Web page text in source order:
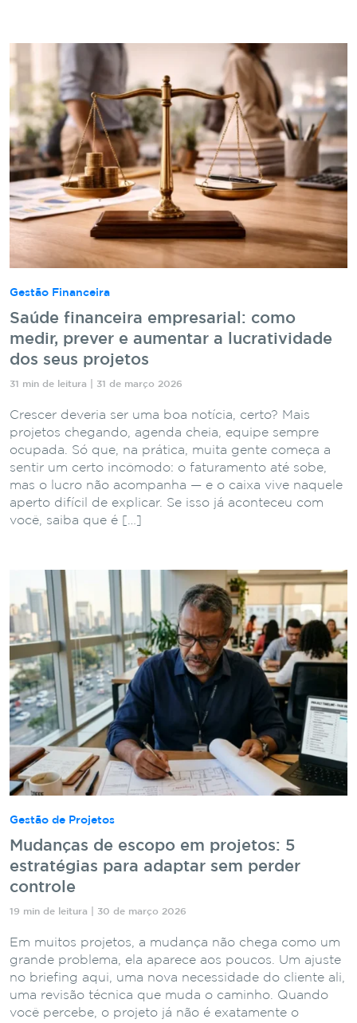
Gestão Financeira
Saúde financeira empresarial: como
medir, prever e aumentar a lucratividade
dos seus projetos
31 min de leitura | 31 de março 2026
Crescer deveria ser uma boa notícia, certo? Mais
projetos chegando, agenda cheia, equipe sempre
ocupada. Só que, na prática, muita gente começa a
sentir um certo incômodo: o faturamento até sobe,
mas o lucro não acompanha — e o caixa vive naquele
aperto difícil de explicar. Se isso já aconteceu com
você, saiba que é […]
Gestão de Projetos
Mudanças de escopo em projetos: 5
estratégias para adaptar sem perder
controle
19 min de leitura | 30 de março 2026
Em muitos projetos, a mudança não chega como um
grande problema, ela aparece aos poucos. Um ajuste
no briefing aqui, uma nova necessidade do cliente ali,
uma revisão técnica que muda o caminho. Quando
você percebe, o projeto já não é exatamente o